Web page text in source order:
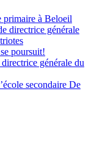
primaire à Beloeil
directrice générale
poursuit!
générale du
secondaire De